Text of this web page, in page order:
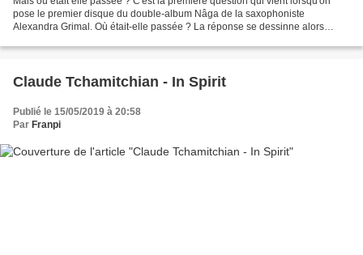
pose le premier disque du double-album Nâga de la saxophoniste
Alexandra Grimal. Où était-elle passée ? La réponse se dessinne alors
Claude Tchamitchian - In Spirit
Publié le 15/05/2019 à 20:58
Par Franpi